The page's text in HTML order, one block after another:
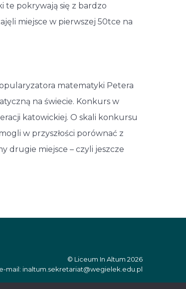
te pokrywają się z bardzo
miejsce w pierwszej 50tce na
matematyki Petera
na świecie. Konkurs w
katowickiej. O skali konkursu
w przyszłości porównać z
drugie miejsce – czyli jeszcze
© Liceum In Altum 2026
mail: inaltum.sekretariat@wegielek.edu.pl